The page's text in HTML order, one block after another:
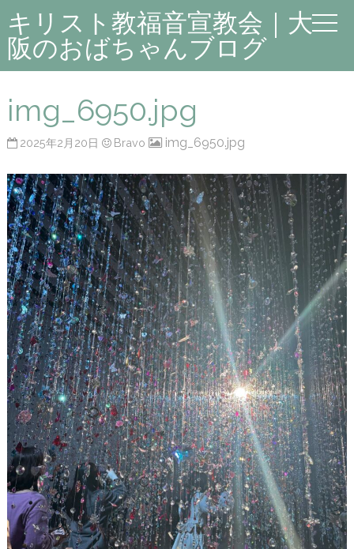
キリスト教福音宣教会｜大
阪のおばちゃんブログ
img_6950.jpg
2025年2月20日 Bravo img_6950.jpg